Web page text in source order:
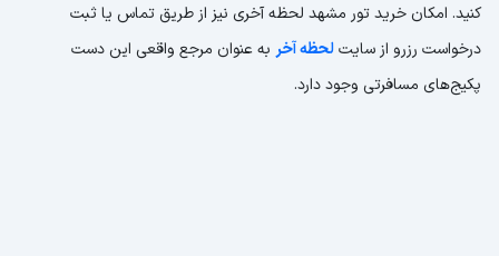
کنید. امکان خرید تور مشهد لحظه آخری نیز از طریق تماس یا ثبت
درخواست رزرو از سایتلحظه آخر به عنوان مرجع واقعی این دست
پکیج‌های مسافرتی وجود دارد.